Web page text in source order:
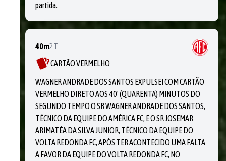
partida.
40m2T
CARTÃO VERMELHO
WAGNER ANDRADE DOS SANTOS EXPULSEI COM CARTÃO
VERMELHO DIRETO AOS 40' (QUARENTA) MINUTOS DO
SEGUNDO TEMPO O SR WAGNER ANDRADE DOS SANTOS,
TÉCNICO DA EQUIPE DO AMÉRICA FC, E O SR JOSEMAR
ARIMATÉA DA SILVA JUNIOR, TÉCNICO DA EQUIPE DO
VOLTA REDONDA FC, APÓS TER ACONTECIDO UMA FALTA
A FAVOR DA EQUIPE DO VOLTA REDONDA FC, NO